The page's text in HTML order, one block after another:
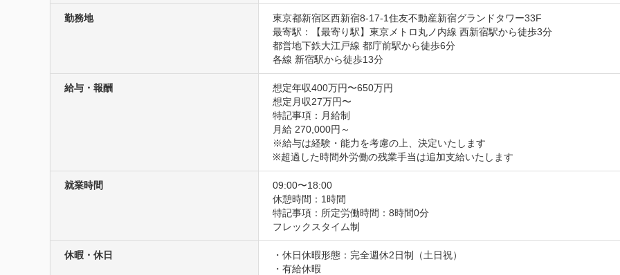
勤務地
東京都新宿区西新宿8-17-1住友不動産新宿グランドタワー33F
最寄駅：【最寄り駅】東京メトロ丸ノ内線 西新宿駅から徒歩3分
都営地下鉄大江戸線 都庁前駅から徒歩6分
各線 新宿駅から徒歩13分
給与・報酬
想定年収400万円〜650万円
想定月収27万円〜
特記事項：月給制
月給 270,000円～
※給与は経験・能力を考慮の上、決定いたします
※超過した時間外労働の残業手当は追加支給いたします
就業時間
09:00〜18:00
休憩時間：1時間
特記事項：所定労働時間：8時間0分
フレックスタイム制
休暇・休日
・休日休暇形態：完全週休2日制（土日祝）
・有給休暇